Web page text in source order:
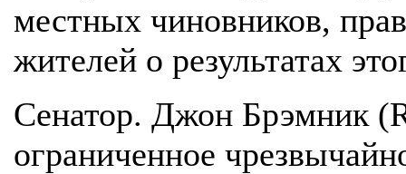
местных чиновников,
жителей о результатах
Сенатор. Джон Брэмник
ограниченное